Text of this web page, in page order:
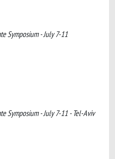
Symposium - July 7-11
Symposium - July 7-11 - Tel-Aviv